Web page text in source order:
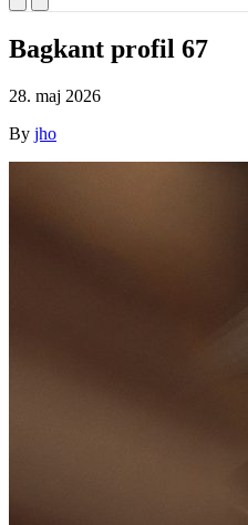
Bagkant profil 67
28. maj 2026
By jho